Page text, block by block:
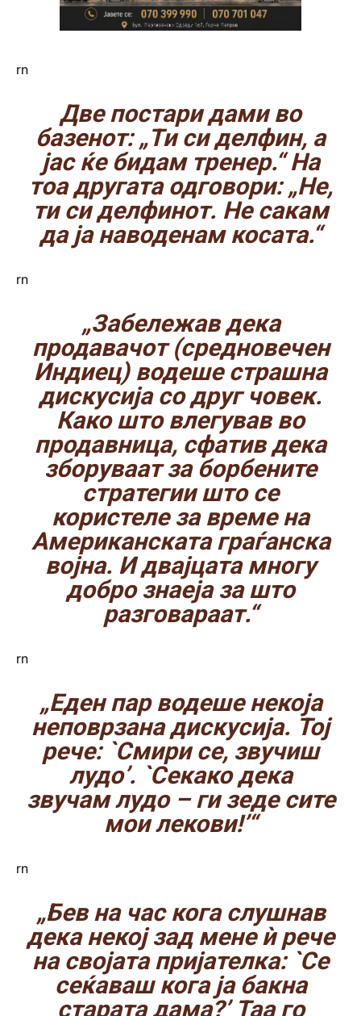
rn
Две постари дами во
базенот: „Ти си делфин, а
јас ќе бидам тренер.“ На
тоа другата одговори: „Не,
ти си делфинот. Не сакам
да ја наводенам косата.“
rn
„Забележав дека
продавачот (средновечен
Индиец) водеше страшна
дискусија со друг човек.
Како што влегував во
продавница, сфатив дека
зборуваат за борбените
стратегии што се
користеле за време на
Американската граѓанска
војна. И двајцата многу
добро знаеја за што
разговараат.“
rn
„Еден пар водеше некоја
неповрзана дискусија. Тој
рече: `Смири се, звучиш
лудо’. `Секако дека
звучам лудо – ги зеде сите
мои лекови!’“
rn
„Бев на час кога слушнав
дека некој зад мене ѝ рече
на својата пријателка: `Се
сеќаваш кога ја бакна
старата дама?’ Таа го